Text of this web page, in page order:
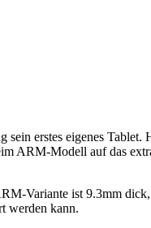
erstes eigenes Tablet.
ARM-Modell auf das
Variante ist 9.3mm
werden kann.